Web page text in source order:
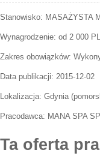
Stanowisko: MASAŻYSTA
Wynagrodzenie: od 2 000
Zakres obowiązków:
Data publikacji: 2015-12-02
Lokalizacja: Gdynia(
Pracodawca: MANA SPA
Ta oferta